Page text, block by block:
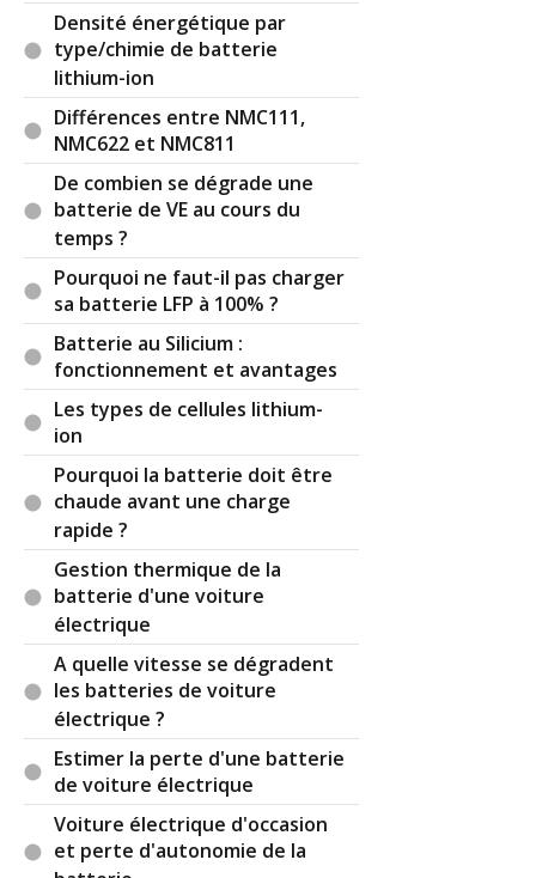
Densité énergétique par
type/chimie de batterie
lithium-ion
Différences entre NMC111,
NMC622 et NMC811
De combien se dégrade une
batterie de VE au cours du
temps ?
Pourquoi ne faut-il pas charger
sa batterie LFP à 100% ?
Batterie au Silicium :
fonctionnement et avantages
Les types de cellules lithium-
ion
Pourquoi la batterie doit être
chaude avant une charge
rapide ?
Gestion thermique de la
batterie d'une voiture
électrique
A quelle vitesse se dégradent
les batteries de voiture
électrique ?
Estimer la perte d'une batterie
de voiture électrique
Voiture électrique d'occasion
et perte d'autonomie de la